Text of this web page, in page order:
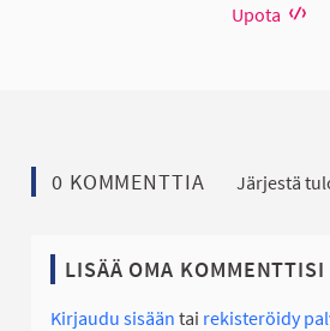
Upota
0 KOMMENTTIA Järjestä
LISÄÄ OMA KOMMENTTISI
Kirjaudu sisään tai rekisteröidy